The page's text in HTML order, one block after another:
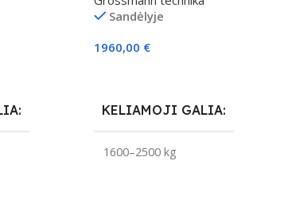
Sandėlyje
1960,00 €
KELIAMOJI GALIA
1600–2500 kg